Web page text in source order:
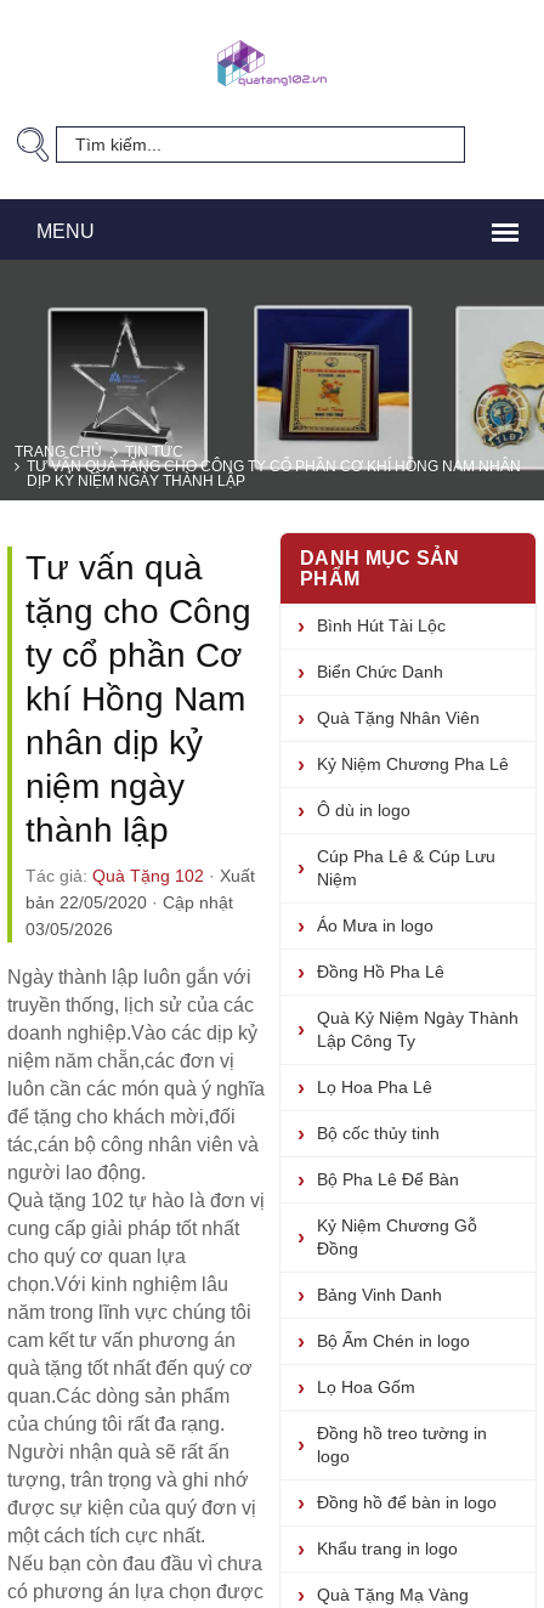
TRANG CHỦ
TIN TỨC
TƯ VẤN QUÀ TẶNG CHO CÔNG TY CỔ PHẦN CƠ KHÍ HỒNG NAM NHÂN
DỊP KỶ NIỆM NGÀY THÀNH LẬP
Tư vấn quà
tặng cho Công
ty cổ phần Cơ
khí Hồng Nam
nhân dịp kỷ
niệm ngày
thành lập
Tác giả: Quà Tặng 102 · Xuất
bản 22/05/2020 · Cập nhật
03/05/2026
Ngày thành lập luôn gắn với
truyền thống, lịch sử của các
doanh nghiệp.Vào các dịp kỷ
niệm năm chẵn,các đơn vị
luôn cần các món quà ý nghĩa
để tặng cho khách mời,đối
tác,cán bộ công nhân viên và
người lao động.
Quà tặng 102 tự hào là đơn vị
cung cấp giải pháp tốt nhất
cho quý cơ quan lựa
chọn.Với kinh nghiệm lâu
năm trong lĩnh vực chúng tôi
cam kết tư vấn phương án
quà tặng tốt nhất đến quý cơ
quan.Các dòng sản phẩm
của chúng tôi rất đa rạng.
Người nhận quà sẽ rất ấn
tượng, trân trọng và ghi nhớ
được sự kiện của quý đơn vị
một cách tích cực nhất.
Nếu bạn còn đau đầu vì chưa
có phương án lựa chọn được
DANH MỤC SẢN
PHẨM
Bình Hút Tài Lộc
Biển Chức Danh
Quà Tặng Nhân Viên
Kỷ Niệm Chương Pha Lê
Ô dù in logo
Cúp Pha Lê & Cúp Lưu
Niệm
Áo Mưa in logo
Đồng Hồ Pha Lê
Quà Kỷ Niệm Ngày Thành
Lập Công Ty
Lọ Hoa Pha Lê
Bộ cốc thủy tinh
Bộ Pha Lê Để Bàn
Kỷ Niệm Chương Gỗ
Đồng
Bảng Vinh Danh
Bộ Ấm Chén in logo
Lọ Hoa Gốm
Đồng hồ treo tường in
logo
Đồng hồ để bàn in logo
Khẩu trang in logo
Quà Tặng Mạ Vàng